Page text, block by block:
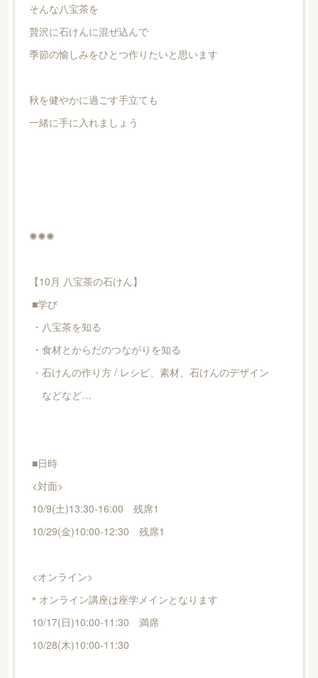
そんな八宝茶を
贅沢に石けんに混ぜ込んで
季節の愉しみをひとつ作りたいと思います
秋を健やかに過ごす手立ても
一緒に手に入れましょう
✺✺✺
【10月 八宝茶の石けん】
■学び
・八宝茶を知る
・食材とからだのつながりを知る
・石けんの作り方 / レシピ、素材、石けんのデザイン
などなど…
■日時
<対面>
10/9(土)13:30-16:00 残席1
10/29(金)10:00-12:30 残席1
<オンライン>
＊オンライン講座は座学メインとなります
10/17(日)10:00-11:30 満席
10/28(木)10:00-11:30